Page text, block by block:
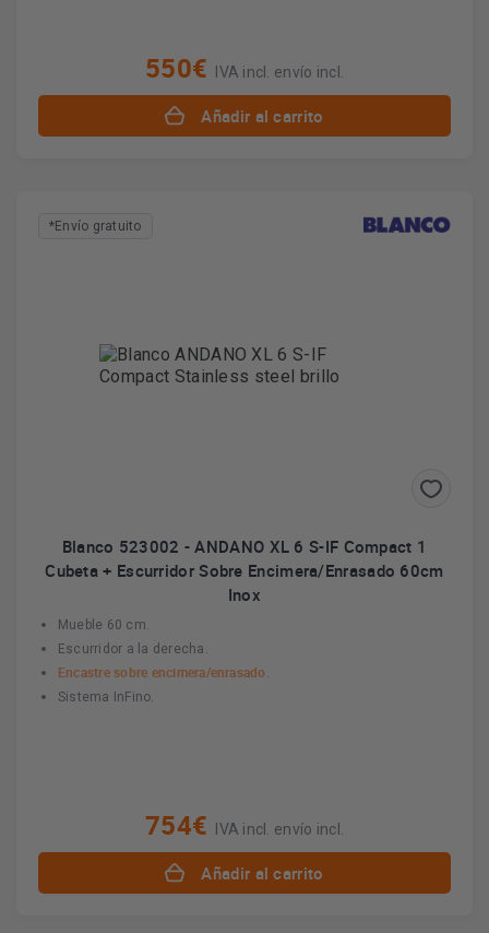
550€ IVA incl. envío incl.
Añadir al carrito
*Envío gratuito
Blanco 523002 - ANDANO XL 6 S-IF Compact 1
Cubeta + Escurridor Sobre Encimera/Enrasado 60cm
Inox
Mueble 60 cm.
Escurridor a la derecha.
Encastre sobre encimera/enrasado.
Sistema InFino.
754€ IVA incl. envío incl.
Añadir al carrito